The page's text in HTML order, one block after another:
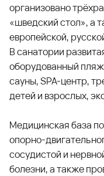
организовано
«шведский стол», а
европейской,
В санатории
оборудованный
сауны, SPA-центр,
детей и взрослых,
Медицинская база
опорно-
сосудистой и
болезни, а также